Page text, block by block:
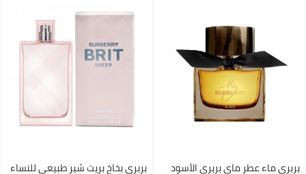
بربري ماء عطر ماي بربري الأسود بربري بخاخ بريت شير طبيعي للنساء